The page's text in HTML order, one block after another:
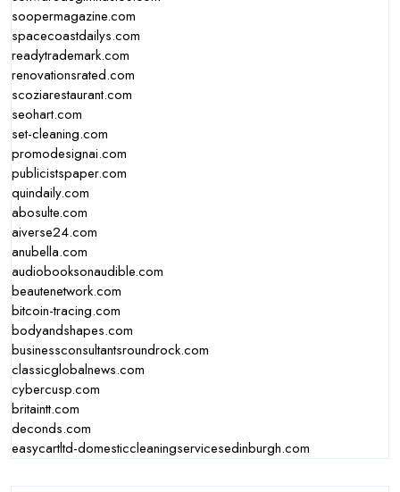
soopermagazine.com
spacecoastdailys.com
readytrademark.com
renovationsrated.com
scoziarestaurant.com
seohart.com
set-cleaning.com
promodesignai.com
publicistspaper.com
quindaily.com
abosulte.com
aiverse24.com
anubella.com
audiobooksonaudible.com
beautenetwork.com
bitcoin-tracing.com
bodyandshapes.com
businessconsultantsroundrock.com
classicglobalnews.com
cybercusp.com
britaintt.com
deconds.com
easycartltd-domesticcleaningservicesedinburgh.com